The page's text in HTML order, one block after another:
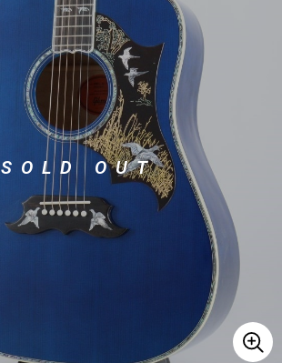
パーカッション
電子ピアノ
その他楽器
SOLD OUT